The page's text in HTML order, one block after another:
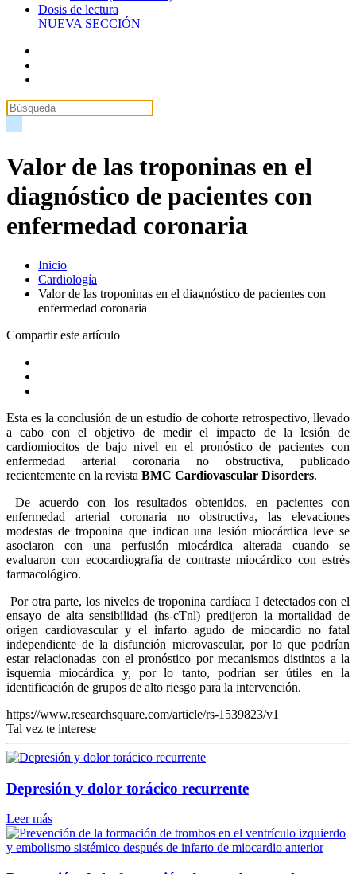
Dosis de lectura
NUEVA SECCIÓN
Valor de las troponinas en el
diagnóstico de pacientes con
enfermedad coronaria
Inicio
Cardiología
Valor de las troponinas en el diagnóstico de pacientes con
enfermedad coronaria
Compartir este artículo
Esta es la conclusión de un estudio de cohorte retrospectivo, llevado
a cabo con el objetivo de medir el impacto de la lesión de
cardiomiocitos de bajo nivel en el pronóstico de pacientes con
enfermedad arterial coronaria no obstructiva, publicado
recientemente en la revista BMC Cardiovascular Disorders.
De acuerdo con los resultados obtenidos, en pacientes con
enfermedad arterial coronaria no obstructiva, las elevaciones
modestas de troponina que indican una lesión miocárdica leve se
asociaron con una perfusión miocárdica alterada cuando se
evaluaron con ecocardiografía de contraste miocárdico con estrés
farmacológico.
Por otra parte, los niveles de troponina cardíaca I detectados con el
ensayo de alta sensibilidad (hs-cTnl) predijeron la mortalidad de
origen cardiovascular y el infarto agudo de miocardio no fatal
independiente de la disfunción microvascular, por lo que podrían
estar relacionadas con el pronóstico por mecanismos distintos a la
isquemia miocárdica y, por lo tanto, podrían ser útiles en la
identificación de grupos de alto riesgo para la intervención.
https://www.researchsquare.com/article/rs-1539823/v1
Tal vez te interese
Depresión y dolor torácico recurrente
Leer más